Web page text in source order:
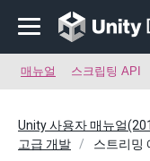
매뉴얼 스크립팅 API
Unity 사용자 매뉴얼
고급 개발
스트리밍